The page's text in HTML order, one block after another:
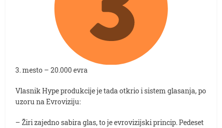
3. mesto – 20.000 evra
Vlasnik Hype produkcije je tada otkrio i sistem glasanja, po
uzoru na Evroviziju:
– Žiri zajedno sabira glas, to je evrovizijski princip. Pedeset